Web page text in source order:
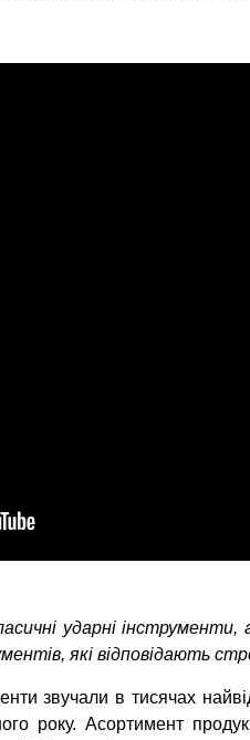
ударні
які відповідають
звучали в тисячах
року. Асортимент